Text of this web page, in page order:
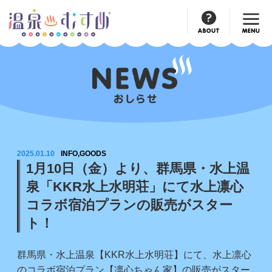
Official
Account
2025.01.10 INFO,GOODS
1月10日（金）より、群馬県・水上温
泉「KKR水上水明荘」にて水上凛心
コラボ宿泊プランの販売がスター
ト！
群馬県・水上温泉【KKR水上水明荘】にて、水上凛心
のコラボ宿泊プラン【凛心ちゃん家】の販売がスター